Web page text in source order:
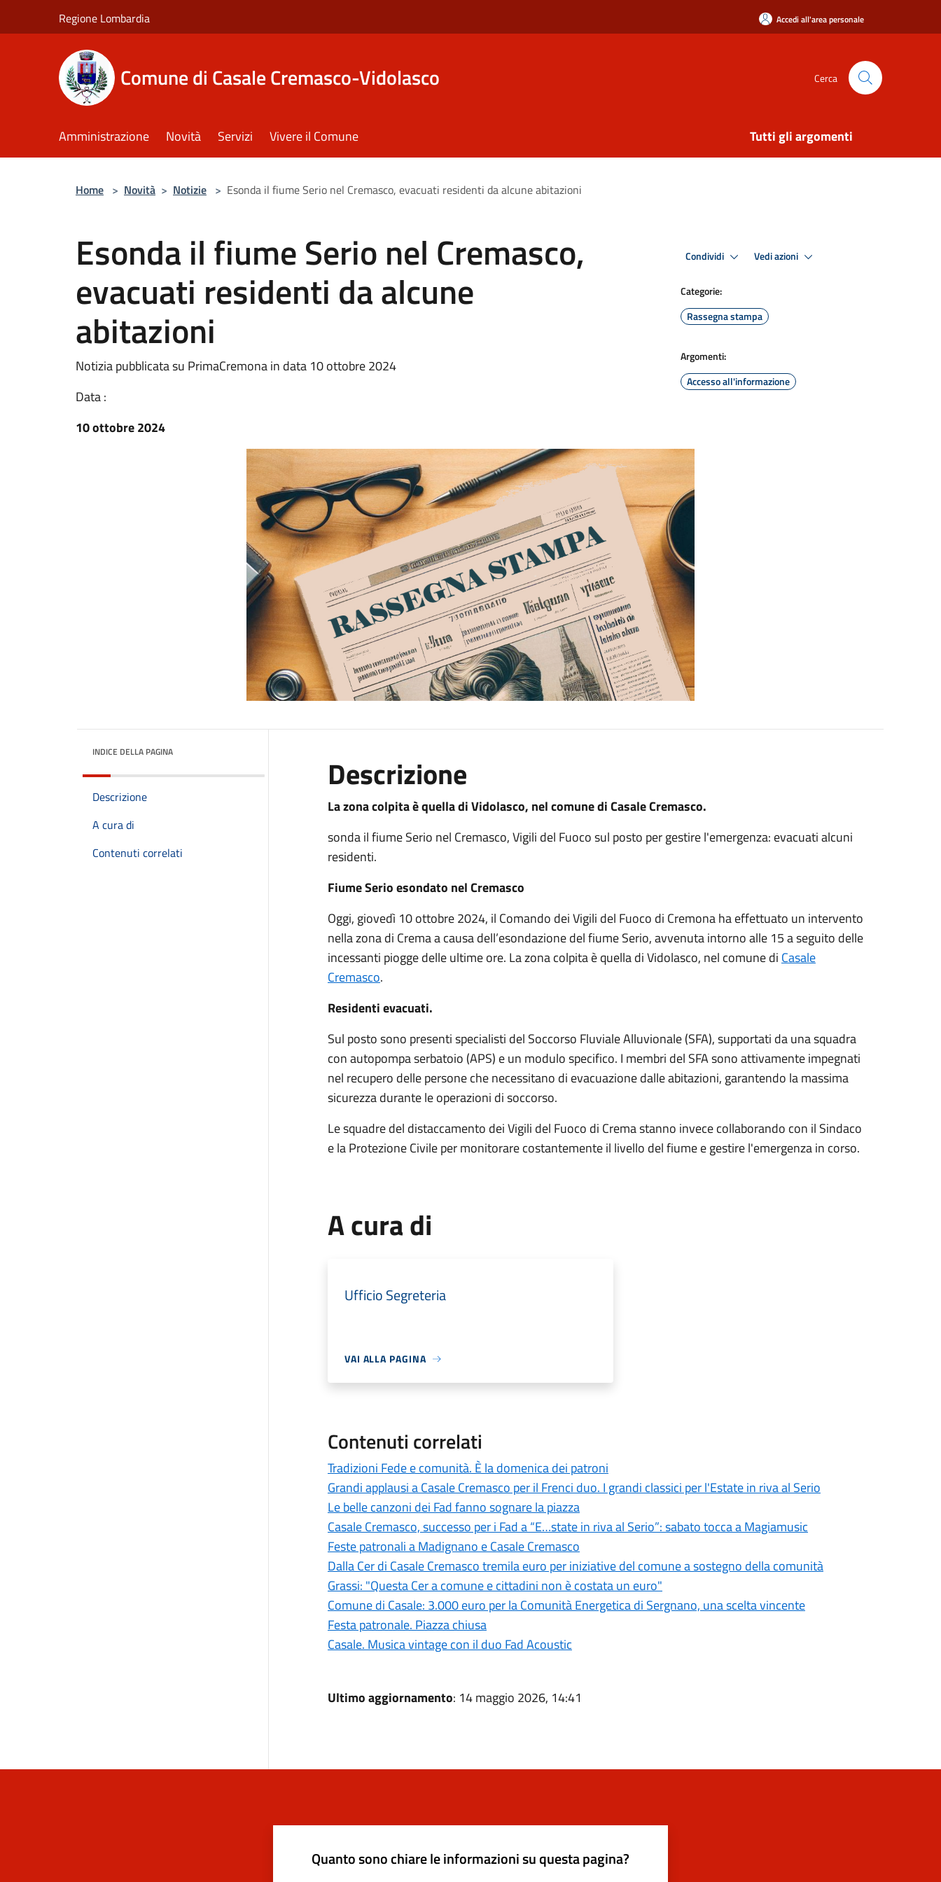
Regione Lombardia Accedi all'area personale
Comune di Casale Cremasco-Vidolasco Cerca
Amministrazione Novità Servizi Vivere il Comune Tutti gli argomenti
Home > Novità > Notizie > Esonda il fiume Serio nel Cremasco, evacuati residenti da alcune abitazioni
Esonda il fiume Serio nel Cremasco,
evacuati residenti da alcune
abitazioni
Notizia pubblicata su PrimaCremona in data 10 ottobre 2024
Data :
10 ottobre 2024
Condividi Vedi azioni
Categorie:
Rassegna stampa
Argomenti:
Accesso all'informazione
INDICE DELLA PAGINA
Descrizione
A cura di
Contenuti correlati
Descrizione
La zona colpita è quella di Vidolasco, nel comune di Casale Cremasco.
sonda il fiume Serio nel Cremasco, Vigili del Fuoco sul posto per gestire l'emergenza: evacuati alcuni
residenti.
Fiume Serio esondato nel Cremasco
Oggi, giovedì 10 ottobre 2024, il Comando dei Vigili del Fuoco di Cremona ha effettuato un intervento
nella zona di Crema a causa dell’esondazione del fiume Serio, avvenuta intorno alle 15 a seguito delle
incessanti piogge delle ultime ore. La zona colpita è quella di Vidolasco, nel comune di Casale
Cremasco.
Residenti evacuati.
Sul posto sono presenti specialisti del Soccorso Fluviale Alluvionale (SFA), supportati da una squadra
con autopompa serbatoio (APS) e un modulo specifico. I membri del SFA sono attivamente impegnati
nel recupero delle persone che necessitano di evacuazione dalle abitazioni, garantendo la massima
sicurezza durante le operazioni di soccorso.
Le squadre del distaccamento dei Vigili del Fuoco di Crema stanno invece collaborando con il Sindaco
e la Protezione Civile per monitorare costantemente il livello del fiume e gestire l'emergenza in corso.
A cura di
Ufficio Segreteria
VAI ALLA PAGINA
Contenuti correlati
Tradizioni Fede e comunità. È la domenica dei patroni
Grandi applausi a Casale Cremasco per il Frenci duo. I grandi classici per l'Estate in riva al Serio
Le belle canzoni dei Fad fanno sognare la piazza
Casale Cremasco, successo per i Fad a “E…state in riva al Serio”: sabato tocca a Magiamusic
Feste patronali a Madignano e Casale Cremasco
Dalla Cer di Casale Cremasco tremila euro per iniziative del comune a sostegno della comunità
Grassi: "Questa Cer a comune e cittadini non è costata un euro"
Comune di Casale: 3.000 euro per la Comunità Energetica di Sergnano, una scelta vincente
Festa patronale. Piazza chiusa
Casale. Musica vintage con il duo Fad Acoustic
Ultimo aggiornamento: 14 maggio 2026, 14:41
Quanto sono chiare le informazioni su questa pagina?